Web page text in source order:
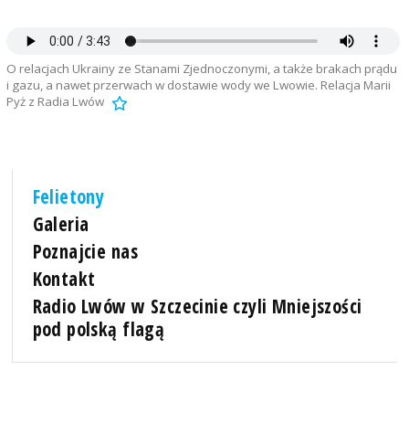
O relacjach Ukrainy ze Stanami Zjednoczonymi, a także brakach prądu
i gazu, a nawet przerwach w dostawie wody we Lwowie. Relacja Marii
Pyż z Radia Lwów
Felietony
Galeria
Poznajcie nas
Kontakt
Radio Lwów w Szczecinie czyli Mniejszości
pod polską flagą